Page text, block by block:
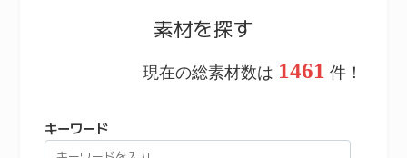
素材を探す
現在の総素材数は 1461 件！
キーワード